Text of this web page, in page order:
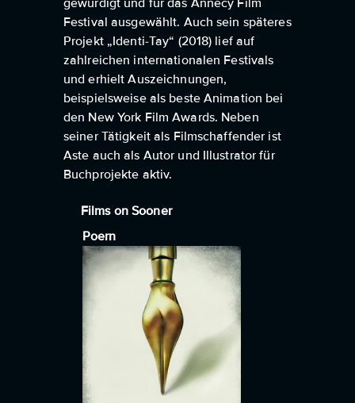
gewürdigt und für das Annecy Film
Festival ausgewählt. Auch sein späteres
Projekt „Identi-Tay“ (2018) lief auf
zahlreichen internationalen Festivals
und erhielt Auszeichnungen,
beispielsweise als beste Animation bei
den New York Film Awards. Neben
seiner Tätigkeit als Filmschaffender ist
Aste auch als Autor und Illustrator für
Buchprojekte aktiv.
Films on Sooner
Poern